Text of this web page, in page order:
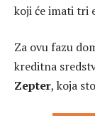
koji će imati tri
Za ovu fazu
kreditna
Zepter, koja